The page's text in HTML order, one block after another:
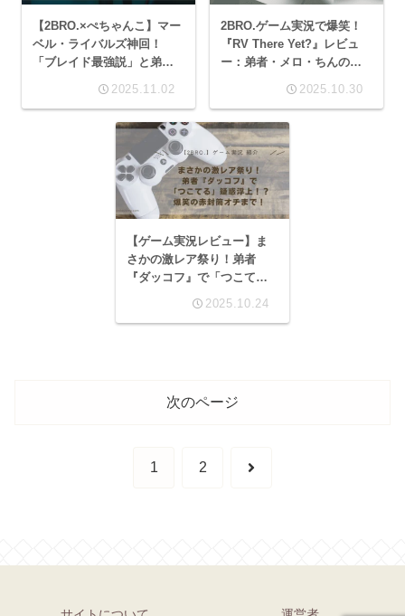
【2BRO.×ぺちゃんこ】マー
ベル・ライバルズ神回！
「ブレイド最強説」と弟者
2025.11.02
2BRO.ゲーム実況で爆笑！
『RV There Yet?』レビュ
ー：弟者・メロ・ちんの爆
載の協力ゲー
2025.10.30
【ゲーム実況レビュー】ま
さかの激レア祭り！弟者
『ダッコフ』で「つこて
封筒オチまで！
2025.10.24
次のページ
1 2 次